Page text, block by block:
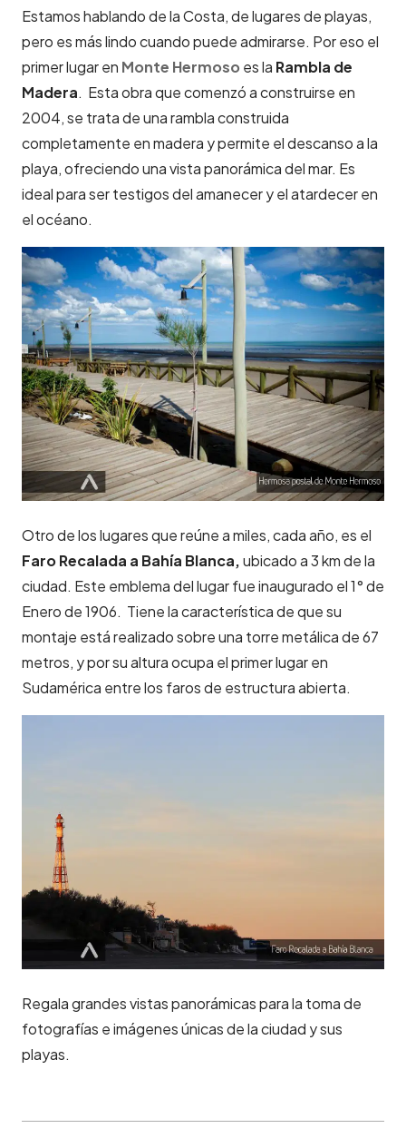
Estamos hablando de la Costa, de lugares de playas,
pero es más lindo cuando puede admirarse. Por eso el
primer lugar en Monte Hermoso es la Rambla de
Madera. Esta obra que comenzó a construirse en
2004, se trata de una rambla construida
completamente en madera y permite el descanso a la
playa, ofreciendo una vista panorámica del mar. Es
ideal para ser testigos del amanecer y el atardecer en
el océano.
Otro de los lugares que reúne a miles, cada año, es el
Faro Recalada a Bahía Blanca,ubicado a 3 km de la
ciudad. Este emblema del lugar fue inaugurado el 1° de
Enero de 1906. Tiene la característica de que su
montaje está realizado sobre una torre metálica de 67
metros, y por su altura ocupa el primer lugar en
Sudamérica entre los faros de estructura abierta.
Regala grandes vistas panorámicas para la toma de
fotografías e imágenes únicas de la ciudad y sus
playas.